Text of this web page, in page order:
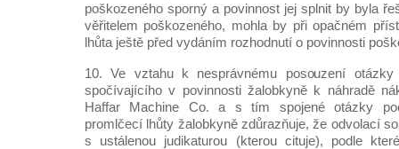
poškozeného sporný a povinnost jej splnit by byla
věřitelem poškozeného, mohla by při opačném
lhůta ještě před vydáním rozhodnutí o povinnosti
10. Ve vztahu k nesprávnému posouzení
spočívajícího v povinnosti žalobkyně k náhradě
Haffar Machine Co. a s tím spojené otázky
promlčecí lhůty žalobkyně zdůrazňuje, že odvolací
s ustálenou judikaturou (kterou cituje), podle